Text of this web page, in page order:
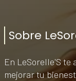
Sobre
En LeSorelle'S te
mejorar tu